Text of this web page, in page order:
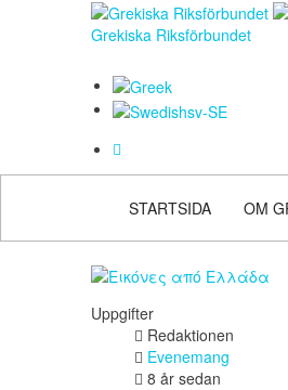
Grekiska Riksförbundet
STARTSIDA OM
Uppgifter
Redaktionen
Evenemang
8 år sedan